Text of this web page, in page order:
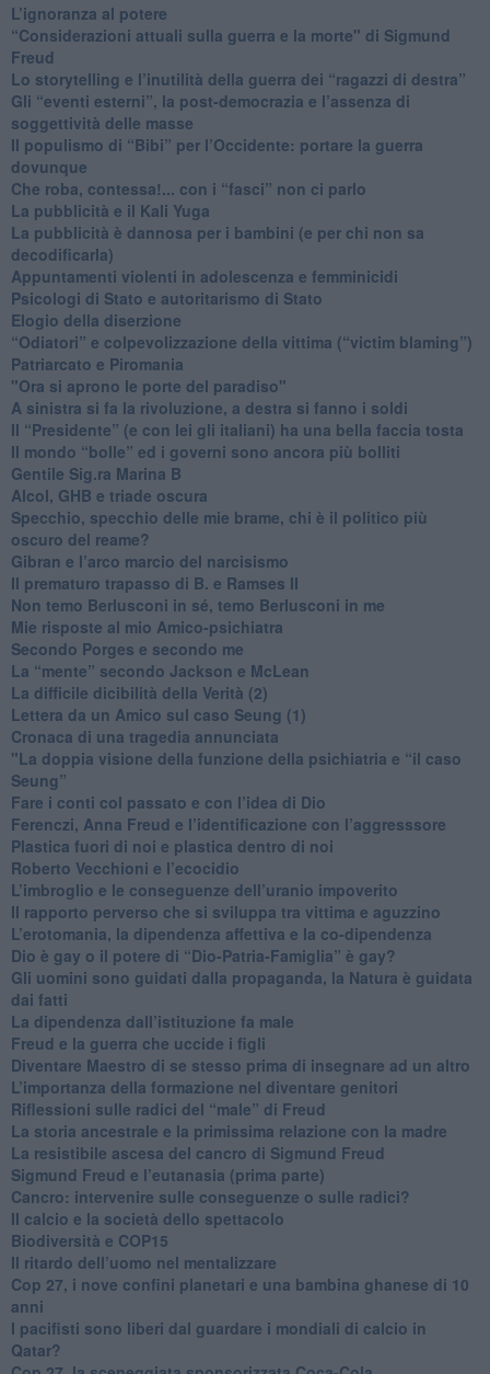
L’ignoranza al potere
​“Considerazioni attuali sulla guerra e la morte" di Sigmund
Freud
​Lo storytelling e l’inutilità della guerra dei “ragazzi di destra”
​Gli “eventi esterni”, la post-democrazia e l’assenza di
soggettività delle masse
​Il populismo di “Bibi” per l’Occidente: portare la guerra
dovunque
​Che roba, contessa!... con i “fasci” non ci parlo
La pubblicità e il Kali Yuga
​La pubblicità è dannosa per i bambini (e per chi non sa
decodificarla)
​Appuntamenti violenti in adolescenza e femminicidi
​Psicologi di Stato e autoritarismo di Stato
Elogio della diserzione
“Odiatori” e colpevolizzazione della vittima (“victim blaming”)
​Patriarcato e Piromania
"Ora si aprono le porte del paradiso"
​A sinistra si fa la rivoluzione, a destra si fanno i soldi
​Il “Presidente” (e con lei gli italiani) ha una bella faccia tosta
​Il mondo “bolle” ed i governi sono ancora più bolliti
​Gentile Sig.ra Marina B
​Alcol, GHB e triade oscura
​Specchio, specchio delle mie brame, chi è il politico più
oscuro del reame?
​Gibran e l’arco marcio del narcisismo
​Il prematuro trapasso di B. e Ramses II
​Non temo Berlusconi in sé, temo Berlusconi in me
​Mie risposte al mio Amico-psichiatra
​Secondo Porges e secondo me
​La “mente” secondo Jackson e McLean
La difficile dicibilità della Verità (2)
​Lettera da un Amico sul caso Seung (1)
​Cronaca di una tragedia annunciata
"​La doppia visione della funzione della psichiatria e “il caso
Seung”
​Fare i conti col passato e con l’idea di Dio
​Ferenczi, Anna Freud e l’identificazione con l’aggresssore
Plastica fuori di noi e plastica dentro di noi
​Roberto Vecchioni e l’ecocidio
​L’imbroglio e le conseguenze dell’uranio impoverito
​Il rapporto perverso che si sviluppa tra vittima e aguzzino
L’erotomania, la dipendenza affettiva e la co-dipendenza
​Dio è gay o il potere di “Dio-Patria-Famiglia” è gay?
​Gli uomini sono guidati dalla propaganda, la Natura è guidata
dai fatti
La dipendenza dall’istituzione fa male
​Freud e la guerra che uccide i figli
​Diventare Maestro di se stesso prima di insegnare ad un altro
L’importanza della formazione nel diventare genitori
Riflessioni sulle radici del “male” di Freud
​La storia ancestrale e la primissima relazione con la madre
​La resistibile ascesa del cancro di Sigmund Freud
Sigmund Freud e l’eutanasia (prima parte)
Cancro: intervenire sulle conseguenze o sulle radici?
​Il calcio e la società dello spettacolo
Biodiversità e COP15
​Il ritardo dell’uomo nel mentalizzare
​Cop 27, i nove confini planetari e una bambina ghanese di 10
anni
​I pacifisti sono liberi dal guardare i mondiali di calcio in
Qatar?